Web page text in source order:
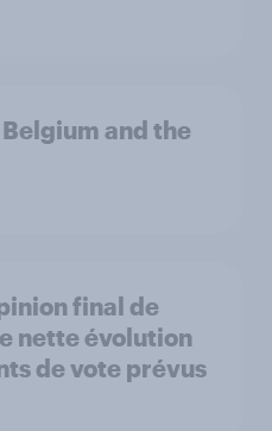
and the
final de
nette évolution
de vote prévus